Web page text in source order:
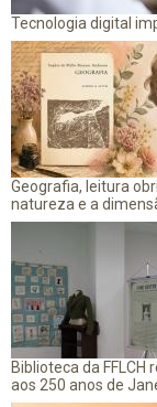
Tecnologia digital
Geografia, leitura
natureza e a
Biblioteca da
aos 250 anos de